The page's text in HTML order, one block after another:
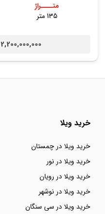
متــــراژ
135 متر
2,200,000,000 تومان /
خرید ویلا
خرید ویلا در چمستان
خرید ویلا در نور
خرید ویلا در رویان
خرید ویلا در نوشهر
خرید ویلا در سی سنگان